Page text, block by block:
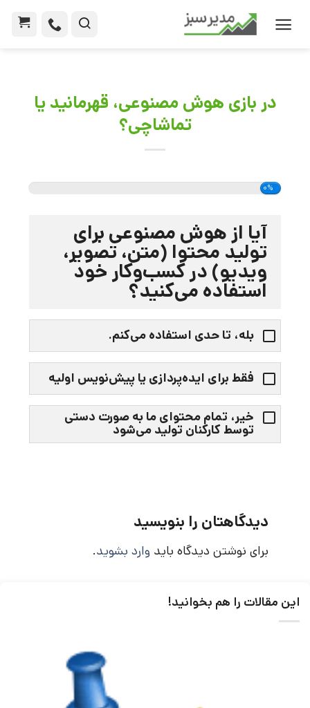
در بازی هوش مصنوعی، قهرمانید یا
تماشاچی؟
0%
آیا از هوش مصنوعی برای
تولید محتوا (متن، تصویر،
ویدیو) در کسب‌وکار خود
استفاده می‌کنید؟
بله، تا حدی استفاده می‌کنم.
فقط برای ایده‌پردازی یا پیش‌نویس اولیه
خیر، تمام محتوای ما به صورت دستی
توسط کارکنان تولید می‌شود
دیدگاهتان را بنویسید
برای نوشتن دیدگاه باید وارد بشوید.
این مقالات را هم بخوانید!